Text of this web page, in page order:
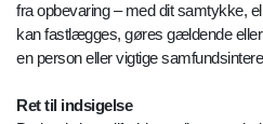
fra opbevaring – med dit samtykke,
kan fastlægges, gøres gældende
en person eller vigtige
Ret til indsigelse